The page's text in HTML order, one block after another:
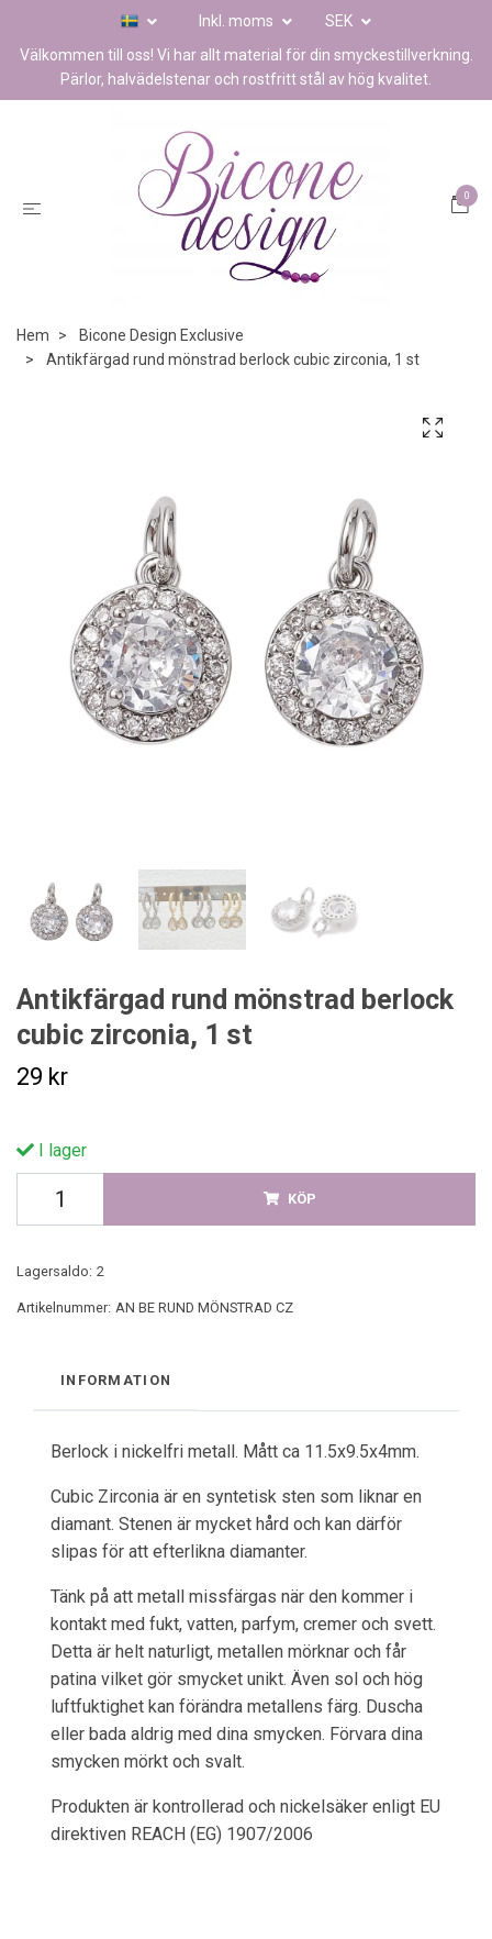
Inkl. moms
SEK
Välkommen till oss! Vi har allt material för din smyckestillverkning.
Pärlor, halvädelstenar och rostfritt stål av hög kvalitet.
0
Hem
Bicone Design Exclusive
Antikfärgad rund mönstrad berlock cubic zirconia, 1 st
Antikfärgad rund mönstrad berlock
cubic zirconia, 1 st
29 kr
I lager
KÖP
Lagersaldo: 2
Artikelnummer: AN BE RUND MÖNSTRAD CZ
INFORMATION
Berlock i nickelfri metall. Mått ca 11.5x9.5x4mm.
Cubic Zirconia är en syntetisk sten som liknar en
diamant. Stenen är mycket hård och kan därför
slipas för att efterlikna diamanter.
Tänk på att metall missfärgas när den kommer i
kontakt med fukt, vatten, parfym, cremer och svett.
Detta är helt naturligt, metallen mörknar och får
patina vilket gör smycket unikt. Även sol och hög
luftfuktighet kan förändra metallens färg. Duscha
eller bada aldrig med dina smycken. Förvara dina
smycken mörkt och svalt.
Produkten är kontrollerad och nickelsäker enligt EU
direktiven REACH (EG) 1907/2006